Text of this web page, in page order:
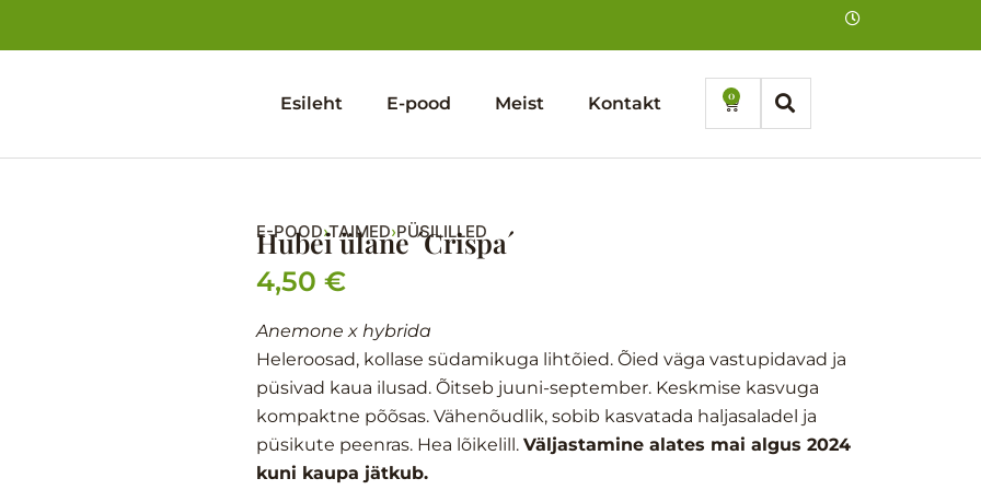
Esileht E-pood Meist Kontakt 0
Cart
E-POOD›TAIMED›PÜSILILLED
Hubei ülane ´Crispa´
4,50 €
Anemone x hybrida
Heleroosad, kollase südamikuga lihtõied. Õied väga vastupidavad ja
püsivad kaua ilusad. Õitseb juuni-september. Keskmise kasvuga
kompaktne põõsas. Vähenõudlik, sobib kasvatada haljasaladel ja
püsikute peenras. Hea lõikelill. Väljastamine alates mai algus 2024
kuni kaupa jätkub.